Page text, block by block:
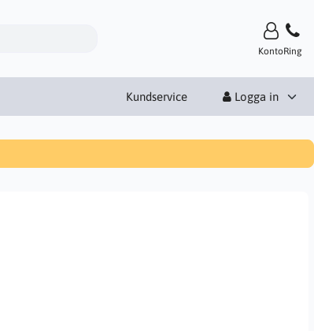
KontoRing
Kundservice Logga in